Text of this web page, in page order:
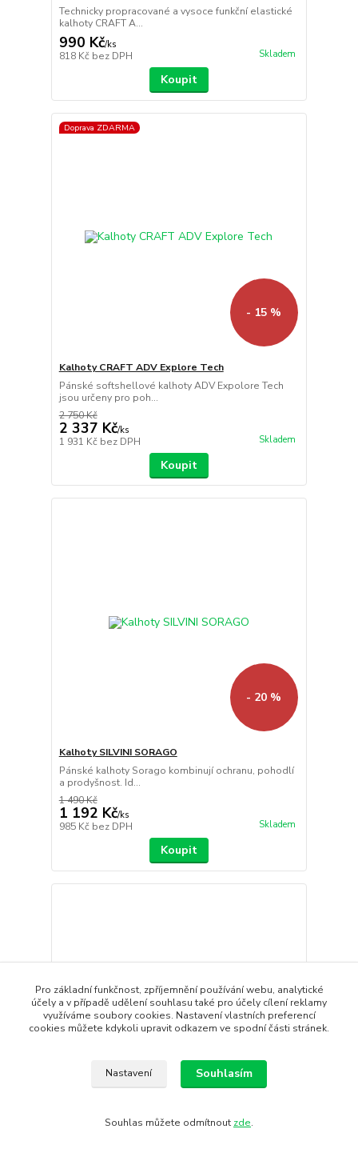
Technicky propracované a vysoce funkční elastické
kalhoty CRAFT A...
990 Kč/ks
818 Kč bez DPH Skladem
Koupit
Doprava ZDARMA
- 15 %
Kalhoty CRAFT ADV Explore Tech
Pánské softshellové kalhoty ADV Expolore Tech
jsou určeny pro poh...
2 750 Kč
2 337 Kč/ks
1 931 Kč bez DPH Skladem
Koupit
- 20 %
Kalhoty SILVINI SORAGO
Pánské kalhoty Sorago kombinují ochranu, pohodlí
a prodyšnost. Id...
1 490 Kč
1 192 Kč/ks
985 Kč bez DPH Skladem
Koupit
- 20 %
Pro základní funkčnost, zpříjemnění používání webu, analytické
účely a v případě udělení souhlasu také pro účely cílení reklamy
využíváme soubory cookies. Nastavení vlastních preferencí
cookies můžete kdykoli upravit odkazem ve spodní části stránek.
Nastavení Souhlasím
Souhlas můžete odmítnout zde.